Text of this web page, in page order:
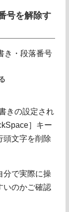
号を解除す
き・段落番号
きの設定され
］キー
頭文字を削除
分で実際に操
いのかご確認